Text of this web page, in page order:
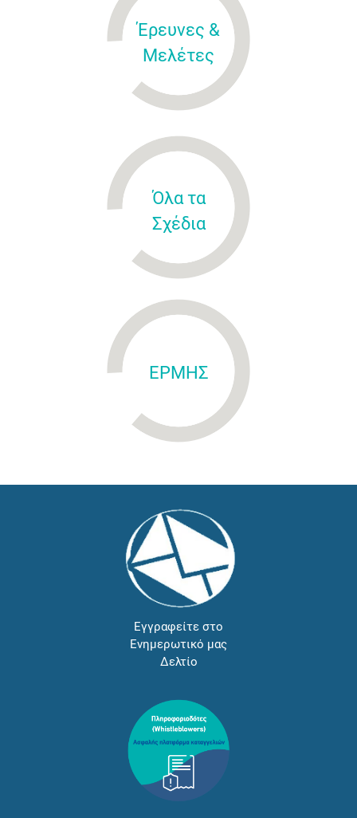
Έρευνες &
Μελέτες
Όλα τα
Σχέδια
ΕΡΜΗΣ
Εγγραφείτε στο
Ενημερωτικό μας
Δελτίο